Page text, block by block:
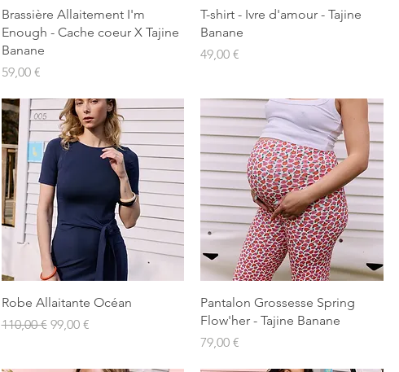
Aperçu rapide
Brassière Allaitement I'm
Enough - Cache coeur X Tajine
Banane
Prix
59,00 €
Aperçu rapide
T-shirt - Ivre d'amour - Tajine
Banane
Prix
49,00 €
Aperçu rapide
Robe Allaitante Océan
Prix original
110,00 € Prix promotionnel
99,00 €
Aperçu rapide
Pantalon Grossesse Spring
Flow'her - Tajine Banane
Prix
79,00 €